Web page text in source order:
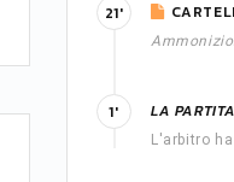
21'
LA
L'arbitro
1'